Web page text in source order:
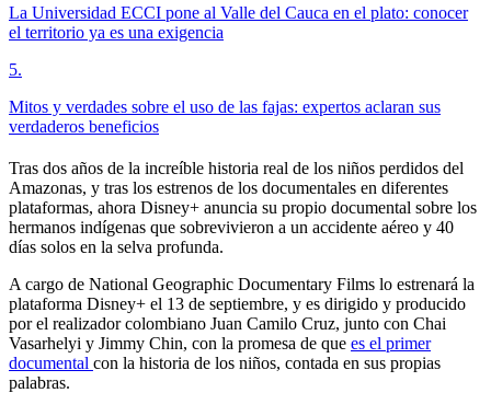
La Universidad ECCI pone al Valle del Cauca en el plato: conocer
el territorio ya es una exigencia
5.
Mitos y verdades sobre el uso de las fajas: expertos aclaran sus
verdaderos beneficios
Tras dos años de la increíble historia real de los niños perdidos del
Amazonas, y tras los estrenos de los documentales en diferentes
plataformas, ahora Disney+ anuncia su propio documental sobre los
hermanos indígenas que sobrevivieron a un accidente aéreo y 40
días solos en la selva profunda.
A cargo de National Geographic Documentary Films lo estrenará la
plataforma Disney+ el 13 de septiembre, y es dirigido y producido
por el realizador colombiano Juan Camilo Cruz, junto con Chai
Vasarhelyi y Jimmy Chin, con la promesa de que es el primer
documental con la historia de los niños, contada en sus propias
palabras.